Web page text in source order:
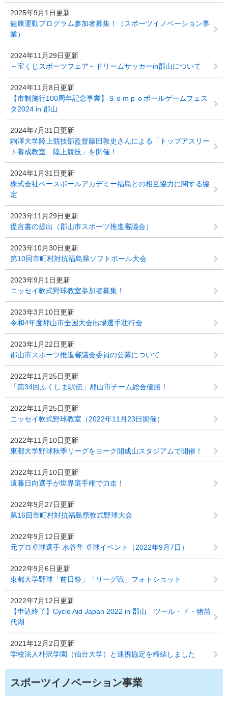
2025年9月1日更新
健康運動プログラム参加者募集！（スポーツイノベーション事
業）
2024年11月29日更新
～宝くじスポーツフェア～ドリームサッカーin郡山について
2024年11月8日更新
【市制施行100周年記念事業】Ｓｏｍｐｏボールゲームフェス
タ2024 in 郡山
2024年7月31日更新
駒澤大学陸上競技部監督藤田敦史さんによる「トップアスリー
ト養成教室 陸上競技」を開催！
2024年1月31日更新
株式会社ベースボールアカデミー福島との相互協力に関する協
定
2023年11月29日更新
提言書の提出（郡山市スポーツ推進審議会）
2023年10月30日更新
第10回市町村対抗福島県ソフトボール大会
2023年9月1日更新
ニッセイ軟式野球教室参加者募集！
2023年3月10日更新
令和4年度郡山市全国大会出場選手壮行会
2023年1月22日更新
郡山市スポーツ推進審議会委員の公募について
2022年11月25日更新
「第34回ふくしま駅伝」郡山市チーム総合優勝！
2022年11月25日更新
ニッセイ軟式野球教室（2022年11月23日開催）
2022年11月10日更新
東都大学野球秋季リーグをヨーク開成山スタジアムで開催！
2022年11月10日更新
遠藤日向選手が世界選手権で力走！
2022年9月27日更新
第16回市町村対抗福島県軟式野球大会
2022年9月12日更新
元プロ卓球選手 水谷隼 卓球イベント（2022年9月7日）
2022年9月6日更新
東都大学野球「前日祭」「リーグ戦」フォトショット
2022年7月12日更新
【申込終了】Cycle Aid Japan 2022 in 郡山 ツール・ド・猪苗
代湖
2021年12月2日更新
学校法人朴沢学園（仙台大学）と連携協定を締結しました
スポーツイノベーション事業